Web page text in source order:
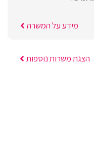
מידע על המשרה
הצגת משרות נוספות